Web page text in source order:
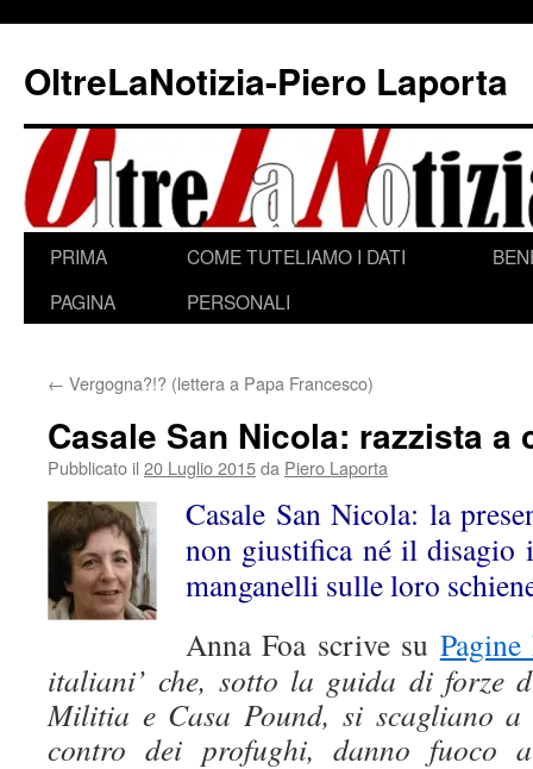
contenuto
OltreLaNotizia-Piero Laporta
PRIMA
PAGINA
COME TUTELIAMO I DATI
PERSONALI
← Vergogna?!? (lettera a Papa Francesco)
Casale San Nicola: razzista a
Pubblicato il 20 Luglio 2015da Piero Laporta
Casale San Nicola: la
non giustifica né il
manganelli sulle loro
Anna Foa scrive su
italiani’ che, sotto la guida di forze
Militia e Casa Pound, si scagliano a
contro dei profughi, danno fuoco